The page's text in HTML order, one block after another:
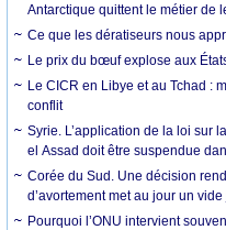
Antarctique quittent le métier de
Ce que les dératiseurs nous
Le prix du bœuf explose aux
Le CICR en Libye et au Tchad :
conflit
Syrie. L’application de la loi sur
el Assad doit être suspendue
Corée du Sud. Une décision
d’avortement met au jour un
Pourquoi l’ONU intervient